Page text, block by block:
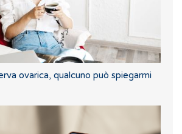
ovarica, qualcuno può spiegarmi